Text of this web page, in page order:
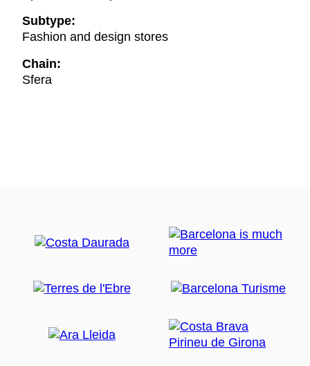
Subtype:
Fashion and design stores
Chain:
Sfera